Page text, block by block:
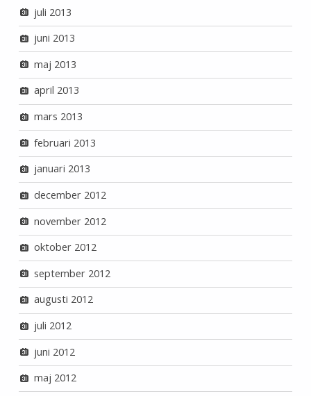
juli 2013
juni 2013
maj 2013
april 2013
mars 2013
februari 2013
januari 2013
december 2012
november 2012
oktober 2012
september 2012
augusti 2012
juli 2012
juni 2012
maj 2012